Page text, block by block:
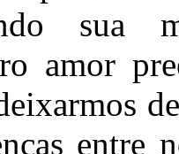
sua
amor
entre